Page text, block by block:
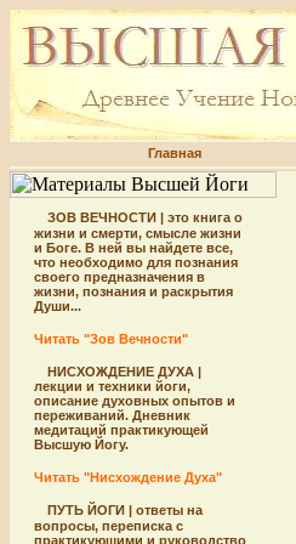
Главная
ЗОВ ВЕЧНОСТИ | это книга о
жизни и смерти, смысле жизни
и Боге. В ней вы найдете все,
что необходимо для познания
своего предназначения в
жизни, познания и раскрытия
Души...
Читать "Зов Вечности"
НИСХОЖДЕНИЕ ДУХА |
лекции и техники йоги,
описание духовных опытов и
переживаний. Дневник
медитаций практикующей
Высшую Йогу.
Читать "Нисхождение Духа"
ПУТЬ ЙОГИ | ответы на
вопросы, переписка с
практикующими и руководство